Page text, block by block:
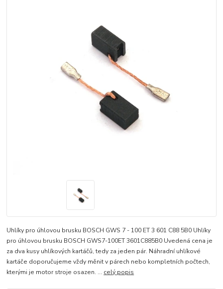
Uhlíky pro úhlovou brusku BOSCH GWS 7 - 100 ET 3 601 C88 5B0 Uhlíky
pro úhlovou brusku BOSCH GWS7-100ET 3601C885B0 Uvedená cena je
za dva kusy uhlíkových kartáčů, tedy za jeden pár. Náhradní uhlíkové
kartáče doporučujeme vždy měnit v párech nebo kompletních počtech,
kterými je motor stroje osazen. ... celý popis